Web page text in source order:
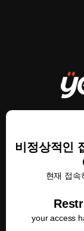
비정상적인
현재 접속
your access